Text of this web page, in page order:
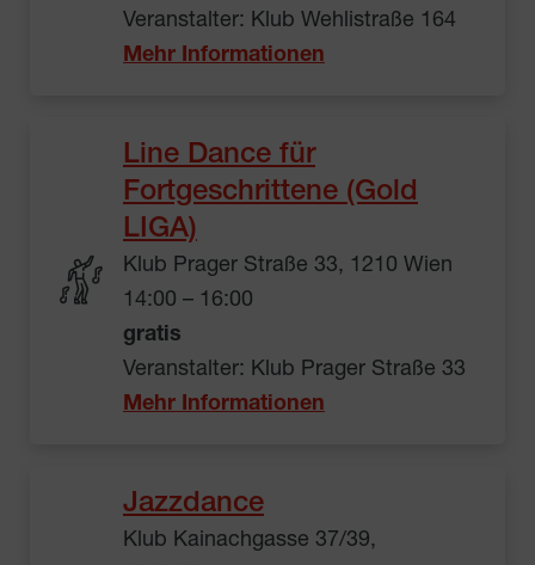
Veranstalter: Klub Wehlistraße 164
Mehr Informationen
Line Dance für
Fortgeschrittene (Gold
LIGA)
Klub Prager Straße 33, 1210 Wien
14:00 – 16:00
gratis
Veranstalter: Klub Prager Straße 33
Mehr Informationen
Jazzdance
Klub Kainachgasse 37/39,